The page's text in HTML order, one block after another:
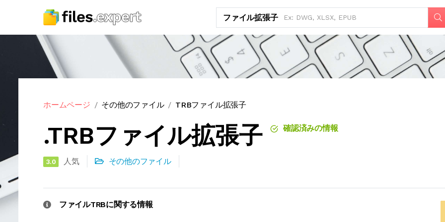
ファイル拡張子
ホームページ その他のファイル TRBファイル拡張子
.TRBファイル拡張子 確認済みの情報
3.0 人気 その他のファイル
ファイルTRBに関する情報